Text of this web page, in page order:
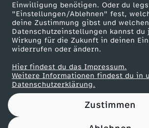
Einwilligung benötigen. Oder du
"Einstellungen/Ablehnen" fest,
deine Zustimmung gibst und
Datenschutzeinstellungen kannst
Wirkung für die Zukunft in deinen
widerrufen oder ändern.
Hier findest du das Impressum.
Weitere Informationen findest du in
Datenschutzerklärung.
Zustimmen
h
l
a
n
Partner